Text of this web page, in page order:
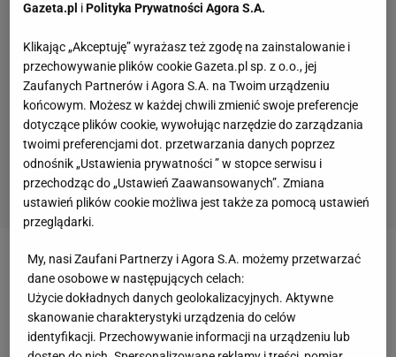
Zobacz wideoRobert Lewandowski pod wrażeniem!
Ależ słowa po meczu ze Szkocją
PSG chciało kupić Yamala. Nie do wiary, ile
Gazeta.pl iPolityka Prywatności Agora S.A.
Klikając „Akceptuję” wyrażasz też zgodę na zainstalowanie i
przechowywanie plików cookie Gazeta.pl sp. z o.o., jej
Zaufanych Partnerów i Agora S.A. na Twoim urządzeniu
końcowym. Możesz w każdej chwili zmienić swoje preferencje
dotyczące plików cookie, wywołując narzędzie do zarządzania
twoimi preferencjami dot. przetwarzania danych poprzez
odnośnik „Ustawienia prywatności ” w stopce serwisu i
przechodząc do „Ustawień Zaawansowanych”. Zmiana
ustawień plików cookie możliwa jest także za pomocą ustawień
przeglądarki.
My, nasi Zaufani Partnerzy i Agora S.A. możemy przetwarzać
dane osobowe w następujących celach:
Użycie dokładnych danych geolokalizacyjnych. Aktywne
skanowanie charakterystyki urządzenia do celów
identyfikacji. Przechowywanie informacji na urządzeniu lub